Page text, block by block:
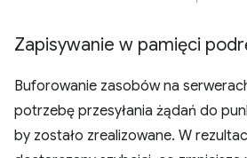
Zapisywanie w pamięci
Buforowanie zasobów na
potrzebę przesyłania żądań do
by zostało zrealizowane. W